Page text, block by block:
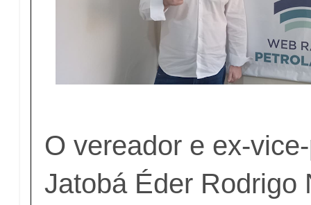
O vereador e ex-
Jatobá Éder Rodrigo